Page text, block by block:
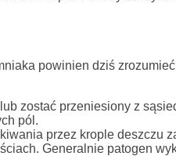
powinien dziś
zostać przeniesiony z
pól.
przez krople deszczu
Generalnie patogen